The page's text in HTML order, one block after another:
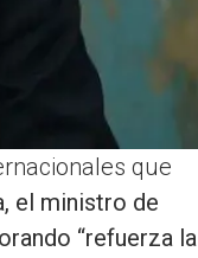
que
el ministro de
“refuerza la